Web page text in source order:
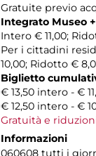
Gratuite previo
Integrato Museo
Intero € 11,00;
Per i cittadini
10,00; Ridotto €
Biglietto
€ 13,50 intero - €
€ 12,50 intero - €
Gratuità e
Informazioni
060608 tutti i